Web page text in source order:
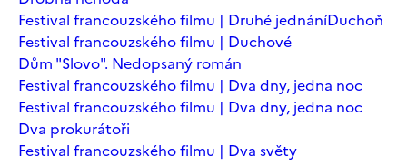
Festival francouzského filmu | Druhé jednáníDuchoň
Festival francouzského filmu | Duchové
Dům "Slovo". Nedopsaný román
Festival francouzského filmu | Dva dny, jedna noc
Festival francouzského filmu | Dva dny, jedna noc
Dva prokurátoři
Festival francouzského filmu | Dva světy